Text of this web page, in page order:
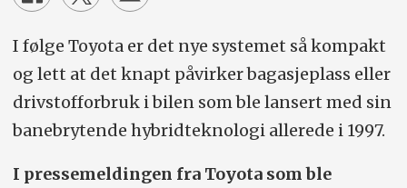
I følge Toyota er det nye systemet så kompakt
og lett at det knapt påvirker bagasjeplass eller
drivstofforbruk i bilen som ble lansert med sin
banebrytende hybridteknologi allerede i 1997.
I pressemeldingen fra Toyota som ble